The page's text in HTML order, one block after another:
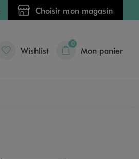
Choisir mon magasin
Wishlist
0
Mon panier